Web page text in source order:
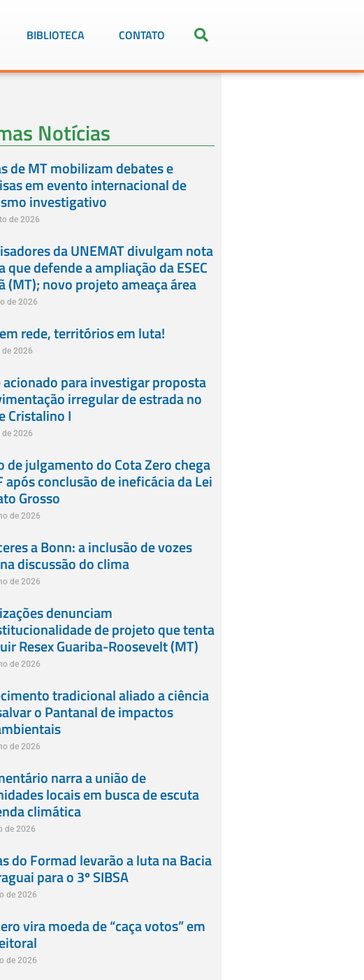
BIBLIOTECA CONTATO
Notícias
de MT mobilizam debates e
em evento internacional de
investigativo
de 2026
da UNEMAT divulgam nota
que defende a ampliação da ESEC
(MT); novo projeto ameaça área
de 2026
rede, territórios em luta!
2026
acionado para investigar proposta
irregular de estrada no
Cristalino I
2026
de julgamento do Cota Zero chega
após conclusão de ineficácia da Lei
Grosso
de 2026
a Bonn: a inclusão de vozes
discussão do clima
de 2026
denunciam
de projeto que tenta
Resex Guariba-Roosevelt (MT)
de 2026
tradicional aliado a ciência
o Pantanal de impactos
de 2026
narra a união de
locais em busca de escuta
climática
de 2026
do Formad levarão a luta na Bacia
para o 3º SIBSA
de 2026
vira moeda de “caça votos” em
de 2026